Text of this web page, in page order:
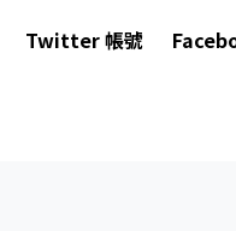
Twitter 帳號